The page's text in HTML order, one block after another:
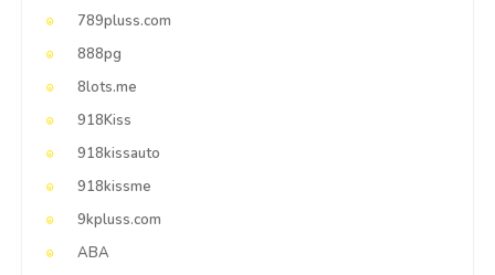
789pluss.com
888pg
8lots.me
918Kiss
918kissauto
918kissme
9kpluss.com
ABA